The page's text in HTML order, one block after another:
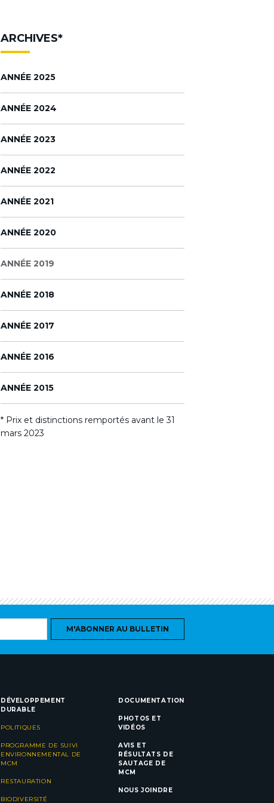
ARCHIVES*
ANNÉE 2025
ANNÉE 2024
ANNÉE 2023
ANNÉE 2022
ANNÉE 2021
ANNÉE 2020
ANNÉE 2019
ANNÉE 2018
ANNÉE 2017
ANNÉE 2016
ANNÉE 2015
* Prix et distinctions remportés avant le 31
mars 2023
M'ABONNER AU BULLETIN
DÉVELOPPEMENT
DURABLE
POLITIQUES
PROGRAMME DE SUIVI
ENVIRONNEMENTAL DE
MCM
RESTAURATION
BIODIVERSITÉ
DOCUMENTATION
PHOTOS ET
VIDÉOS
AVIS ET
RÉSULTATS DE
SAUTAGE DE
MCM
NOUS JOINDRE